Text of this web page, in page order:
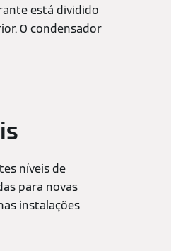
está dividido
O condensador
níveis de
para novas
instalações